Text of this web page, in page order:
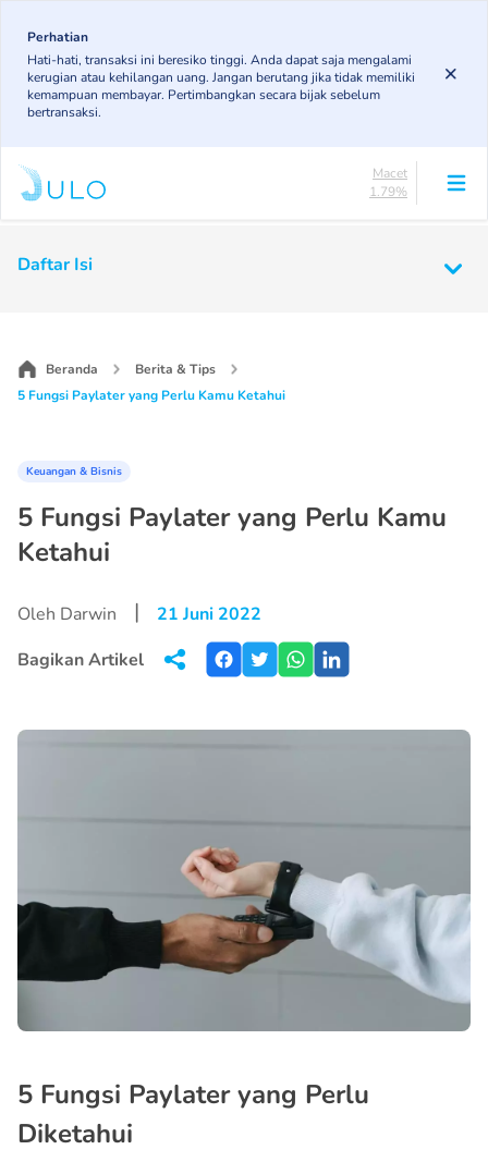
main
content
Perhatian
Hati-hati, transaksi ini beresiko tinggi. Anda dapat saja mengalami
kerugian atau kehilangan uang. Jangan berutang jika tidak memiliki
kemampuan membayar. Pertimbangkan secara bijak sebelum
bertransaksi.
Main
3.43%
KL
4.85%
Macet
1.79%
Daftar Isi
Beranda
Berita & Tips
5 Fungsi Paylater yang Perlu Kamu Ketahui
Keuangan & Bisnis
5 Fungsi Paylater yang Perlu Kamu
Ketahui
Oleh Darwin |
21 Juni 2022
Bagikan Artikel
5 Fungsi Paylater yang Perlu
Diketahui